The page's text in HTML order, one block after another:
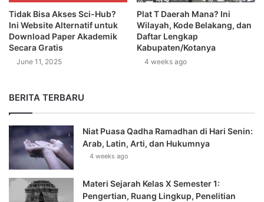
Tidak Bisa Akses Sci-Hub?
Ini Website Alternatif untuk
Download Paper Akademik
Secara Gratis
June 11, 2025
Plat T Daerah Mana? Ini
Wilayah, Kode Belakang, dan
Daftar Lengkap
Kabupaten/Kotanya
4 weeks ago
BERITA TERBARU
Niat Puasa Qadha Ramadhan di Hari Senin:
Arab, Latin, Arti, dan Hukumnya
4 weeks ago
Materi Sejarah Kelas X Semester 1:
Pengertian, Ruang Lingkup, Penelitian